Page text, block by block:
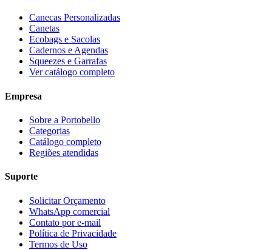
Canecas Personalizadas
Canetas
Ecobags e Sacolas
Cadernos e Agendas
Squeezes e Garrafas
Ver catálogo completo
Empresa
Sobre a Portobello
Categorias
Catálogo completo
Regiões atendidas
Suporte
Solicitar Orçamento
WhatsApp comercial
Contato por e-mail
Política de Privacidade
Termos de Uso